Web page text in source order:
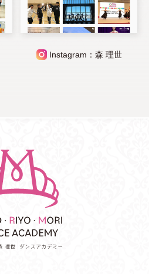
Instagram：森 理世